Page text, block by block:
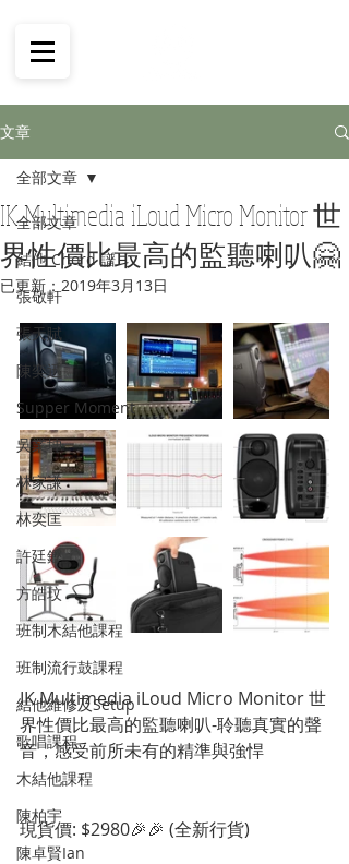
文章
全部文章
結他 Chord 譜
張敬軒
張天賦
陳奕迅
Supper Moment
吳業坤
林家謙
林奕匡
許廷鏗
方皓玟
班制木結他課程
班制流行鼓課程
結他維修及Setup
歌唱課程
木結他課程
陳柏宇
陳卓賢Ian
全部文章
IK Multimedia iLoud Micro Monitor 世
界性價比最高的監聽喇叭🤗
已更新： 2019年3月13日
IK Multimedia iLoud Micro Monitor 世
界性價比最高的監聽喇叭-聆聽真實的聲
音，感受前所未有的精準與強悍
現貨價: $2980🎉🎉 (全新行貨)